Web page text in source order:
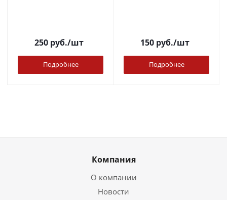
250руб./шт
Подробнее
150руб./шт
Подробнее
Компания
О компании
Новости